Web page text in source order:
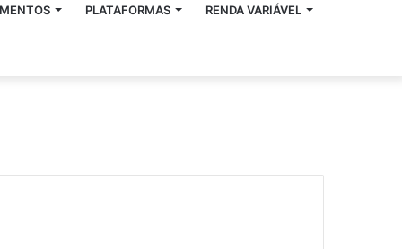
PLATAFORMAS RENDA VARIÁVEL